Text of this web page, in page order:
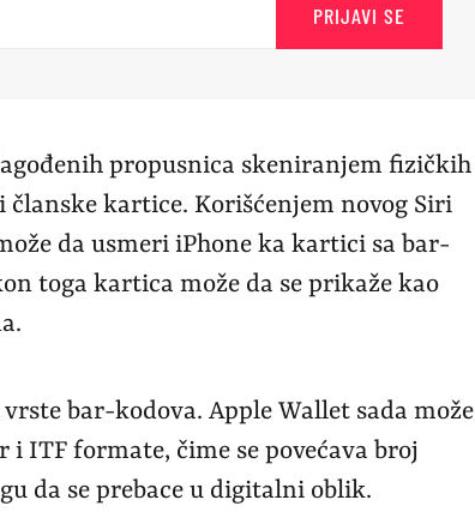
PRIJAVI SE
propusnica skeniranjem fizičkih
kartice. Korišćenjem novog Siri
da usmeri iPhone ka kartici sa bar-
toga kartica može da se prikaže kao
bar-kodova. Apple Wallet sada može
i ITF formate, čime se povećava broj
da se prebace u digitalni oblik.